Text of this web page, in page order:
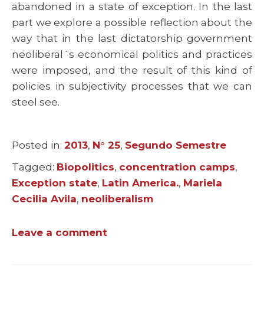
abandoned in a state of exception. In the last
part we explore a possible reflection about the
way that in the last dictatorship government
neoliberal´s economical politics and practices
were imposed, and the result of this kind of
policies in subjectivity processes that we can
steel see.
Posted in: Categories
2013, N° 25, Segundo Semestre
Tagged: Tags
Biopolitics, concentration camps,
Exception state, Latin America., Mariela
Cecilia Avila, neoliberalism
Leave a comment